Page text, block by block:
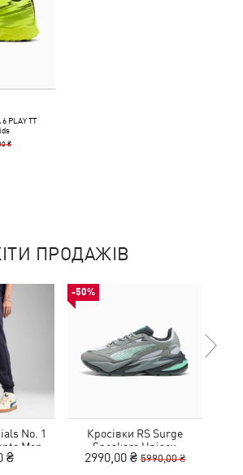
PLAY TT
₴
ПРОДАЖІВ
No. 1
Men
₴
-50%
Кросівки RS Surge
Sneakers Unisex
2990,00 ₴ 5990,00 ₴